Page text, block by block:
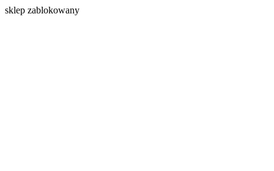
sklep zablokowany